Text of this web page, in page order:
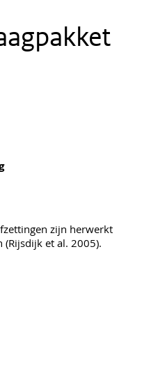
zijn herwerkt
et al. 2005).